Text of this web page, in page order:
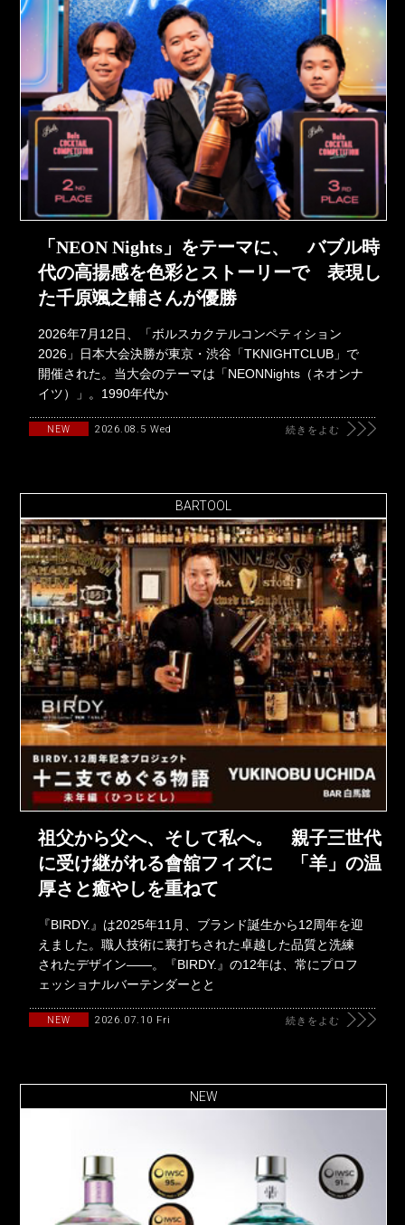
「NEON Nights」をテーマに、 バブル時
代の高揚感を色彩とストーリーで 表現し
た千原颯之輔さんが優勝
2026年7月12日、「ボルスカクテルコンペティション
2026」日本大会決勝が東京・渋谷「TKNIGHTCLUB」で
開催された。当大会のテーマは「NEONNights（ネオンナ
イツ）」。1990年代か
NEW 2026.08.5 Wed 続きをよむ
BARTOOL
祖父から父へ、そして私へ。 親子三世代
に受け継がれる會舘フィズに 「羊」の温
厚さと癒やしを重ねて
『BIRDY.』は2025年11月、ブランド誕生から12周年を迎
えました。職人技術に裏打ちされた卓越した品質と洗練
されたデザイン――。『BIRDY.』の12年は、常にプロフ
ェッショナルバーテンダーとと
NEW 2026.07.10 Fri 続きをよむ
NEW